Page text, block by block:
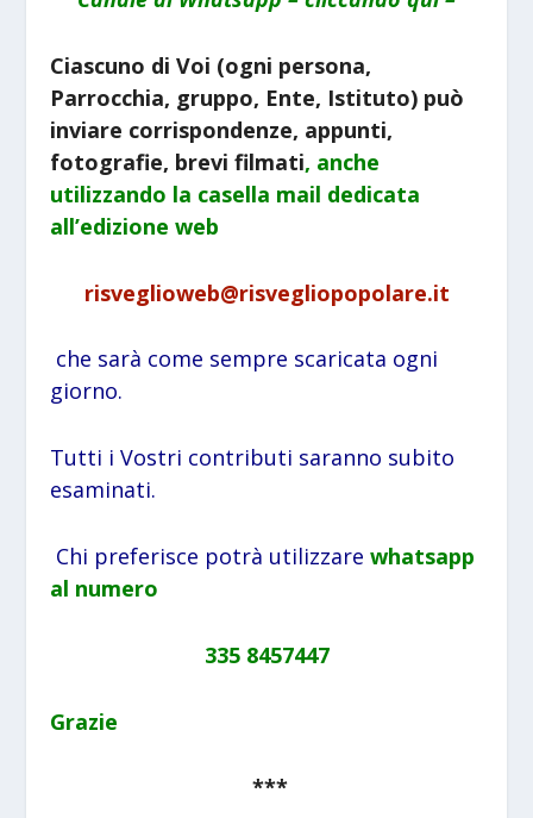
Ciascuno di Voi (ogni persona,
Parrocchia, gruppo, Ente, Istituto) può
inviare corrispondenze, appunti,
fotografie, brevi filmati, anche
utilizzando la casella mail dedicata
all’edizione web
risveglioweb@risvegliopopolare.it
che sarà come sempre scaricata ogni
giorno.
Tutti i Vostri contributi saranno subito
esaminati.
Chi preferisce potrà utilizzare whatsapp
al numero
335 8457447
Grazie
***